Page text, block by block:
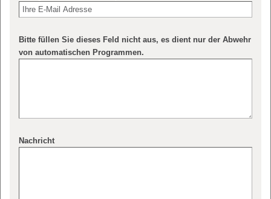
Bitte füllen Sie dieses Feld nicht aus, es dient nur der Abwehr
von automatischen Programmen.
Nachricht